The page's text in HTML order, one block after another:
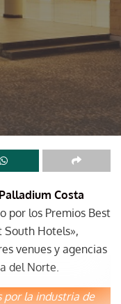
Costa
por los Premios Best
South Hotels»,
venues y agencias
del Norte.
por la industria de